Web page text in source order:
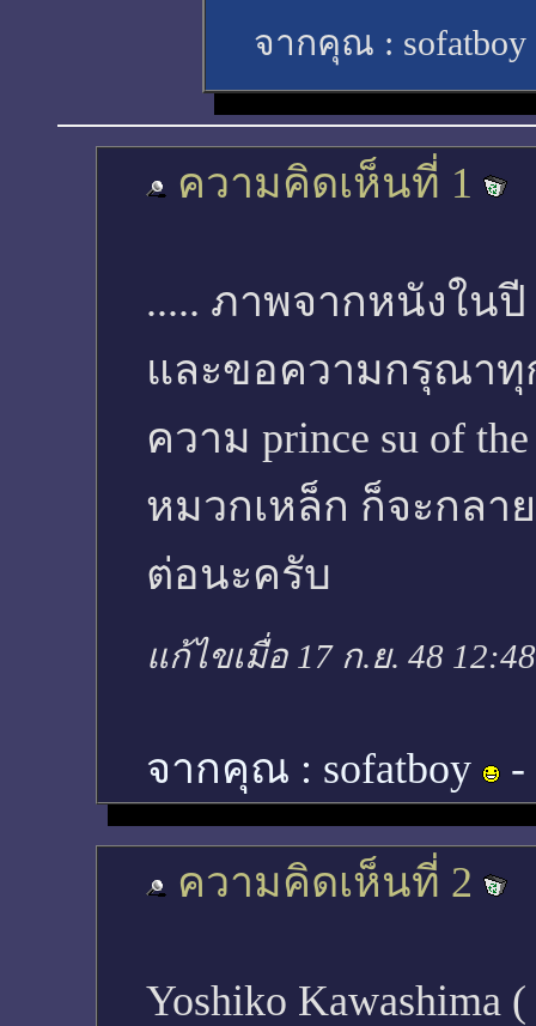
จากคุณ : sofatboy
ความคิดเห็นที่ 1
..... ภาพจากหนังในปี
และขอความกรุณา
ความ prince su of
หมวกเหล็ก ก็จะกลา
ต่อนะครับ
แก้ไขเมื่อ 17 ก.ย. 48
จากคุณ : sofatboy
ความคิดเห็นที่ 2
Yoshiko